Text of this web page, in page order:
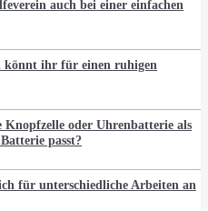
auch bei einer einfachen
könnt ihr für einen ruhigen
Knopfzelle oder Uhrenbatterie als
passt?
für unterschiedliche Arbeiten an